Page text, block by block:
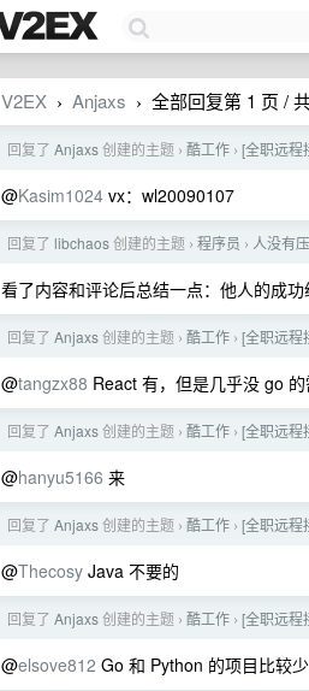
V2EX › Anjaxs › 全部回复第 1 页 /
回复了 Anjaxs创建的主题 › 酷工作 › [全职远程
@Kasim1024 vx：wl20090107
回复了 libchaos创建的主题 › 程序员 › 人没有
看了内容和评论后总结一点：他人的成
回复了 Anjaxs创建的主题 › 酷工作 › [全职远程
@tangzx88 React 有，但是几乎没 go
回复了 Anjaxs创建的主题 › 酷工作 › [全职远程
@hanyu5166 来
回复了 Anjaxs创建的主题 › 酷工作 › [全职远程
@Thecosy Java 不要的
回复了 Anjaxs创建的主题 › 酷工作 › [全职远程
@elsove812 Go 和 Python 的项目比较